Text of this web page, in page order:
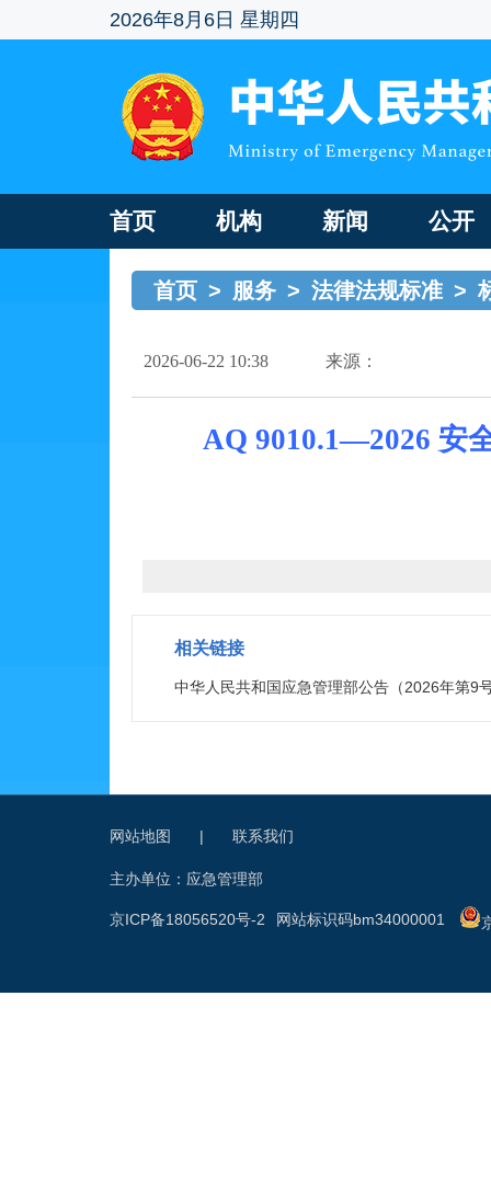
2026年8月6日 星期四
首页 机构 新闻 公开
首页 > 服务 > 法律法规标准 >
2026-06-22 10:38 来源：
AQ 9010.1—2026 安
相关链接
中华人民共和国应急管理部公告（2026年第9
网站地图 | 联系我们
主办单位：应急管理部
网站标识码bm34000001
京ICP备18056520号-2